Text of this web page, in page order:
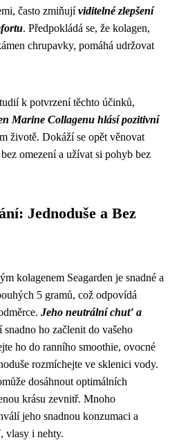
často zmiňujíviditelné zlepšení
. Předpokládá se, že kolagen,
chrupavky, pomáhá udržovat
k potvrzení těchto účinků,
Marine Collagenu hlásí pozitivní
životě. Dokáží se opět věnovat
omezení a užívat si pohyb bez
Jednoduše a Bez
kolagenem Seagarden je snadné a
5 gramů, což odpovídá
Jeho neutrální chuť a
snadno ho začlenit do vašeho
ho do ranního smoothie, ovocné
rozmíchejte ve sklenici vody.
dosáhnout optimálních
krásu zevnitř. Mnoho
jeho snadnou konzumaci a
vlasy i nehty.